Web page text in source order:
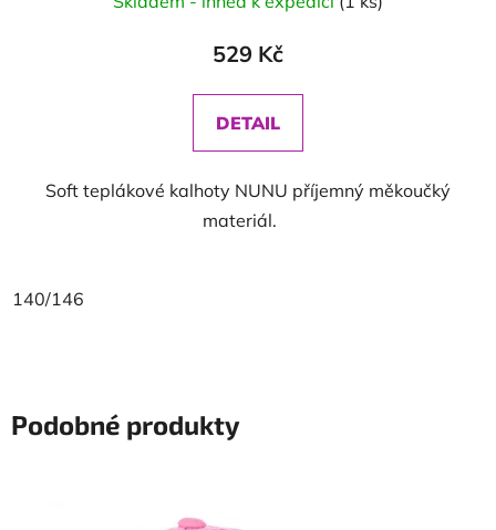
529 Kč
DETAIL
Soft teplákové kalhoty NUNU příjemný měkoučký
materiál.
140/146
Podobné produkty